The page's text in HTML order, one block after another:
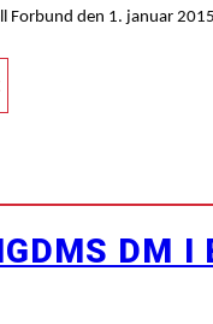
Forbund den 1. januar
DM